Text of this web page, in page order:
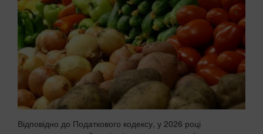
Відповідно до Податкового кодексу, у 2026 році